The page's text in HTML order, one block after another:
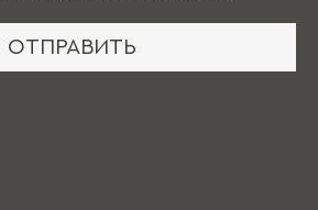
ОТПРАВИТЬ